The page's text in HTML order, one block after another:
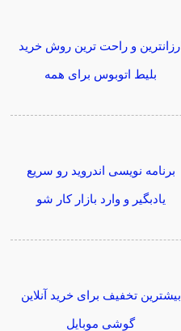
ارزانترین و راحت ترین روش خرید
بلیط اتوبوس برای همه
برنامه نویسی اندروید رو سریع
یادبگیر و وارد بازار کار شو
بیشترین تخفیف برای خرید آنلاین
گوشی موبایل